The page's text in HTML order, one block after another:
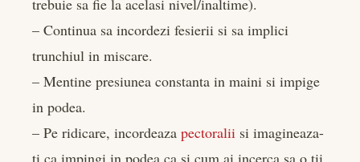
trebuie sa fie la acelasi nivel/inaltime).
– Continua sa incordezi fesierii si sa implici
trunchiul in miscare.
– Mentine presiunea constanta in maini si impige
in podea.
– Pe ridicare, incordeaza pectoralii si imagineaza-
ti ca impingi in podea ca si cum ai incerca sa o tii